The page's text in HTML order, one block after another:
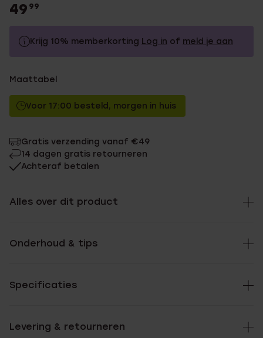
49 99
Krijg 10% memberkorting Log in of meld je aan
Zonder memberkorting
Maattabel
Voor 17:00 besteld, morgen in huis
Gratis verzending vanaf €49
14 dagen gratis retourneren
Achteraf betalen
Alles over dit product
Onderhoud & tips
Specificaties
Levering & retourneren